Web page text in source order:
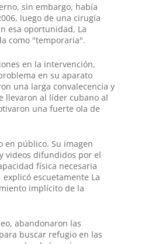
sin embargo, había
luego de una cirugía
esa oportunidad, La
como "temporaria".
en la intervención,
en su aparato
una larga convalecencia y
llevaron al líder cubano al
una fuerte ola de
en público. Su imagen
videos difundidos por el
física necesaria
escuetamente La
implícito de la
abandonaron las
buscar refugio en las